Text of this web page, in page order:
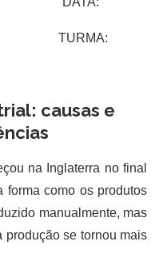
causas e
na Inglaterra no final
forma como os produtos
manualmente, mas
produção se tornou mais